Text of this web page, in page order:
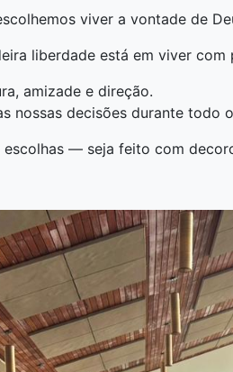
viver a vontade de
liberdade está em viver
amizade e direção.
nossas decisões durante todo
— seja feito com